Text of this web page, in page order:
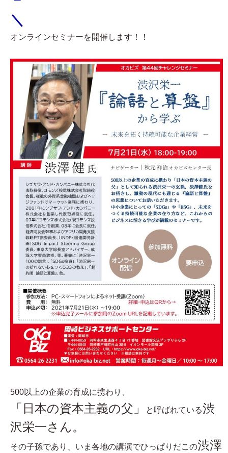
＼
オンラインセミナーを開催します！！
500以上の企業の育成に携わり、
「日本の資本主義の父」 と呼ばれている渋
沢栄一さん。
その子孫であり、いま各地の講演でひっぱりだこの渋澤